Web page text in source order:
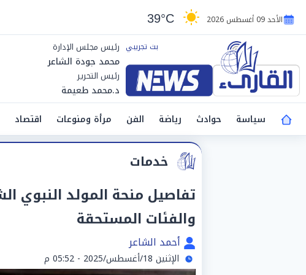
الأحد 09 أغسطس 2026 39°C
رئيس مجلس الإدارة
محمد جودة الشاعر
رئيس التحرير
د.محمد طعيمة
سياسة
حوادث رياضة الفن مرأة ومنوعات اقتصاد
خدمات
والفئات المستحقة
أحمد الشاعر
الإثنين 18/أغسطس/2025 - 05:52 م